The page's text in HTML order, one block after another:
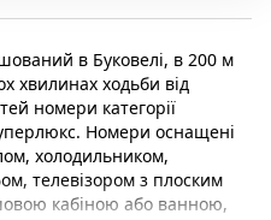
в Буковелі, в 200 м
хвилинах ходьби від
номери категорії
Номери оснащені
холодильником,
телевізором з плоским
кабіною або ванною,